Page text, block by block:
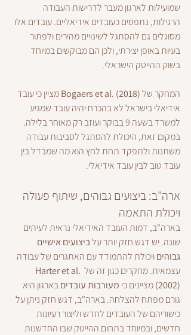
שמועילות לארגון מעבר לדרישות העבודה
הרגילות, נתפסים כעובדים אידיאליים. עובדים אלו
מסוגלים גם להסתגל לשינויים מהירים ולפתור
בעיות באופן יצירתי, ולכן הם מבוקשים במיוחד
בשוק ההייטק הישראלי.
המחקר של Bogaers et al. (2018) מציין כי עובד
אידיאלי בישראל לא בהכרח יהיה עובד שמגיע
למשרד בשעה 9 בבוקר ועוזב רק מאוחר בלילה.
במקום זאת, היכולת להסתגל לסביבות עבודה
משתנות ולתפקד תחת לחץ הוא מה שמבדל בין
עובד טוב לבין עובד אידיאלי.
ארה"ב: ביצועים גבוהים, שיתוף פעולה
ויכולת התאמה
בארה"ב, דמות העובד האידיאלי נראית לעיתים
שונה. יש דגש חזק יותר על ביצועים אישיים
גבוהים ויכולת להתמודד עם האתגרים של עבודה
עצמאית. מחקרים כגון זה של Harter et al.
(2002) מציינים כי מעורבות עובדים בארגון היא
גורם מפתח להצלחה. בארה"ב, דגש חזק ניתן על
כישוריהם של העובדים לחדש וליצור רעיונות
חדשים, ובמיוחד בתחום ההייטק שבו החדשנות